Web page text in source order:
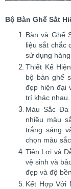
Bộ Bàn Ghế Sắt
Bàn và Ghế
liệu sắt chắc
sử dụng
Thiết Kế
bộ bàn ghế
đẹp hiện đại
trí khác nhau.
Màu Sắc
nhiều màu
trắng sáng
chọn màu
Tiện Lợi và
vệ sinh và
đẹp và độ
Kết Hợp Với